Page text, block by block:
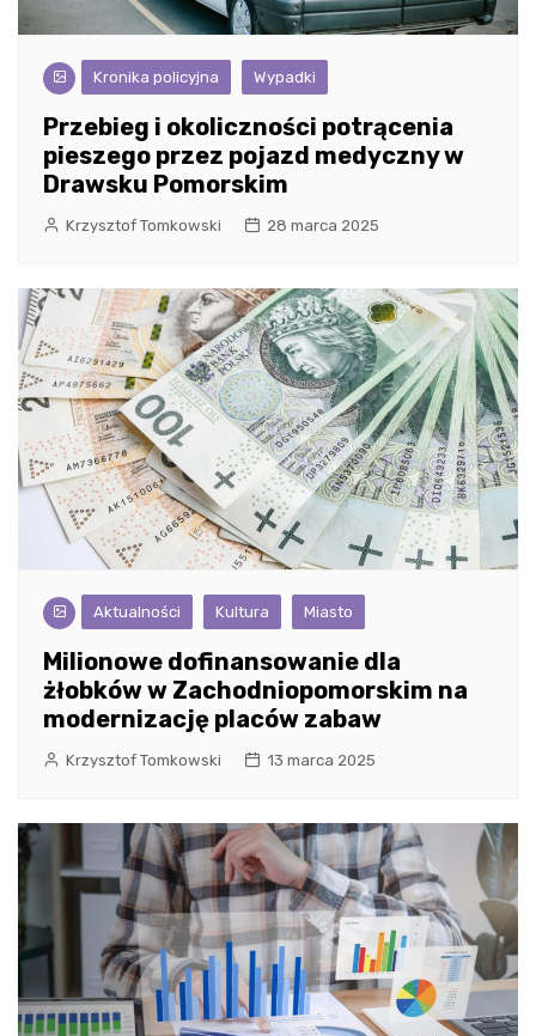
Kronika policyjna Wypadki
Przebieg i okoliczności potrącenia
pieszego przez pojazd medyczny w
Drawsku Pomorskim
Krzysztof Tomkowski 28 marca 2025
Aktualności Kultura Miasto
Milionowe dofinansowanie dla
żłobków w Zachodniopomorskim na
modernizację placów zabaw
Krzysztof Tomkowski 13 marca 2025